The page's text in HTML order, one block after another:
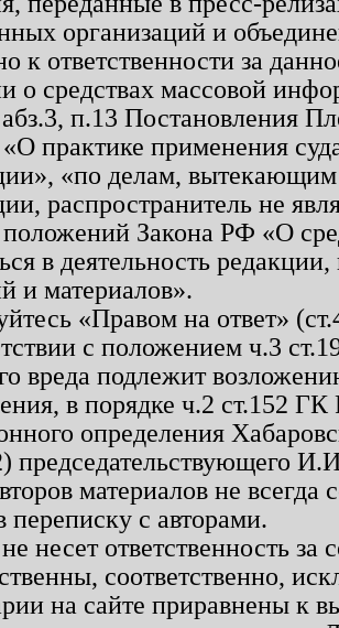
организаций и
к ответственности за
о средствах массовой
п.13 Постановления
«О практике применения
«по делам, вытекающим
распространитель не
положений Закона РФ «О
в деятельность
и материалов».
«Правом на ответ»
с положением ч.3
вреда подлежит
в порядке ч.2 ст.152
определения
председательствующего
материалов не
переписку с авторами.
несет ответственность
соответственно,
на сайте приравнены к